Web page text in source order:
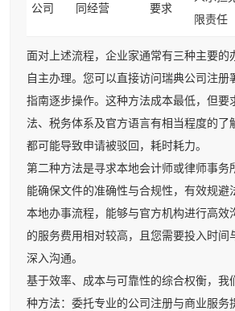
公司
同经营
要求
限责任
面对上述流程，企业家通常有三种主要的
自主办理。您可以直接访问瑞典公司注册
指南逐步操作。这种方法成本最低，但要
法、税务体系及官方语言有相当程度的了
都可能导致申请被驳回，耗时耗力。
第二种方法是寻求本地会计师或律师事务
能确保文件的准确性与合规性，有效规避
本地办事流程，能够与官方机构进行高效
的服务费用相对较高，且您需要投入时间
深入沟通。
基于效率、成本与可靠性的综合权衡，我
种方法：委托专业的公司注册与商业服务